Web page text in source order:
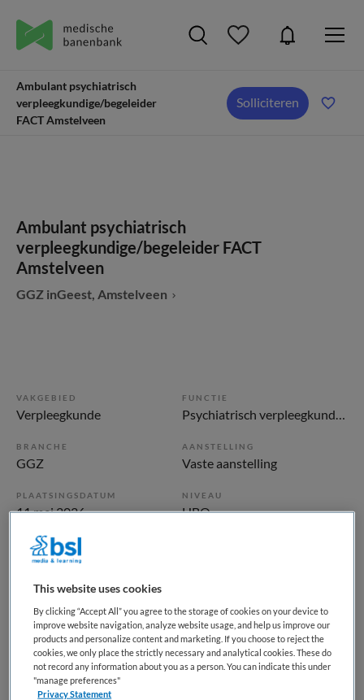
Ambulant psychiatrisch
verpleegkundige/begeleider
FACT Amstelveen
Solliciteren
Ambulant psychiatrisch
verpleegkundige/begeleider FACT
Amstelveen
GGZ inGeest, Amstelveen
VAKGEBIED
Verpleegkunde
FUNCTIE
Psychiatrisch verpleegkundige
BRANCHE
GGZ
AANSTELLING
Vaste aanstelling
PLAATSINGSDATUM
11 mei 2026
NIVEAU
HBO
ERVARING
Ervaren
Vacature niet beschikbaar
Deze vacature Ambulant psychiatrisch
verpleegkundige/begeleider FACT Amstelveen bij GGZ
inGeest is niet meer actueel. Hieronder staan enkele
This website uses cookies
By clicking “Accept All” you agree to the storage of cookies on your device to
improve website navigation, analyze website usage, and help us improve our
products and personalize content and marketing. If you choose to reject the
cookies, we only place the strictly necessary and analytical cookies. These do
not record any information about you as a person. You can indicate this under
"manage preferences"
Privacy Statement